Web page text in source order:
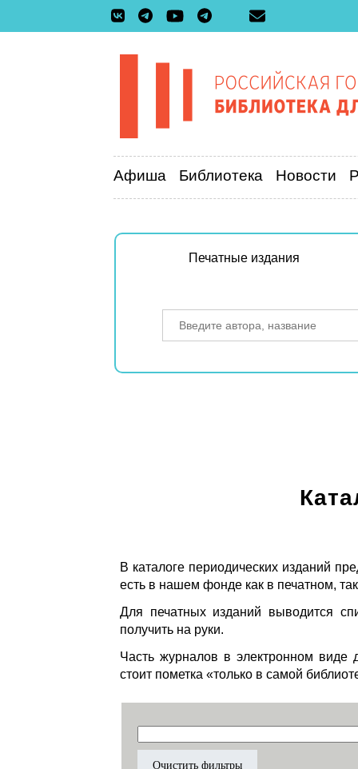
Афиша Библиотека Новости
Печатные издания
В каталоге периодических изданий
есть в нашем фонде как в печатном,
Для печатных изданий выводится
получить на руки.
Часть журналов в электронном виде
стоит пометка «только в самой